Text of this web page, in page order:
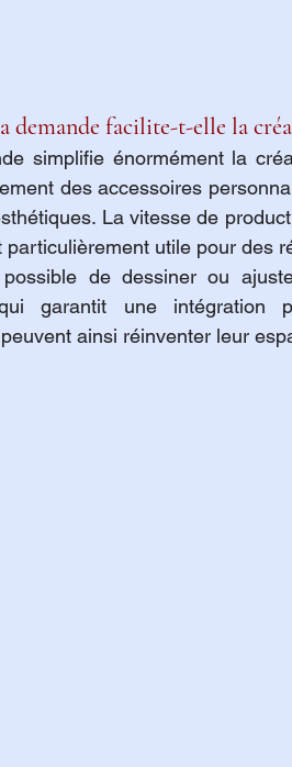
demande facilite-t-elle la
simplifie énormément la
des accessoires
La vitesse de
de dessiner ou
garantit une intégration
ainsi réinventer leur